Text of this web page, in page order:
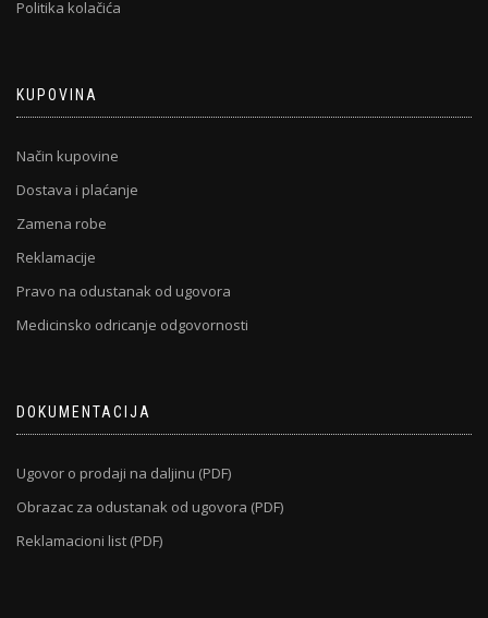
Politika kolačića
KUPOVINA
Način kupovine
Dostava i plaćanje
Zamena robe
Reklamacije
Pravo na odustanak od ugovora
Medicinsko odricanje odgovornosti
DOKUMENTACIJA
Ugovor o prodaji na daljinu (PDF)
Obrazac za odustanak od ugovora (PDF)
Reklamacioni list (PDF)